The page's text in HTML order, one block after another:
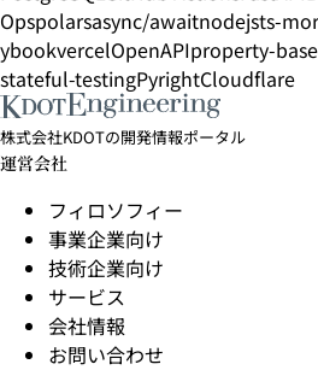
Opspolarsasync/awaitnodejsts-
ybookvercelOpenAPIproperty-
stateful-testingPyrightCloudflare
株式会社KDOTの開発情報ポータル
運営会社
フィロソフィー
事業企業向け
技術企業向け
サービス
会社情報
お問い合わせ